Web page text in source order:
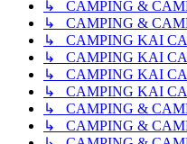
↳ CAMPING &
↳ CAMPING &
↳ CAMPING KAI
↳ CAMPING KAI
↳ CAMPING KAI
↳ CAMPING KAI
↳ CAMPING &
↳ CAMPING &